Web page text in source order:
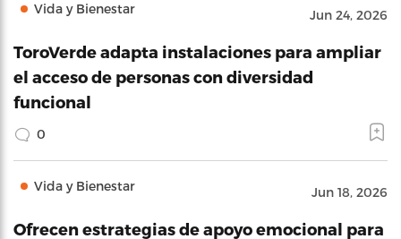
Vida y Bienestar Jun 24, 2026
ToroVerde adapta instalaciones para ampliar
el acceso de personas con diversidad
funcional
0
Vida y Bienestar Jun 18, 2026
Ofrecen estrategias de apoyo emocional para